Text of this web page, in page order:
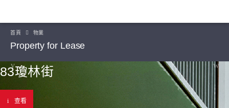
首頁 物業
Property for Lease
83瓊林街
查看